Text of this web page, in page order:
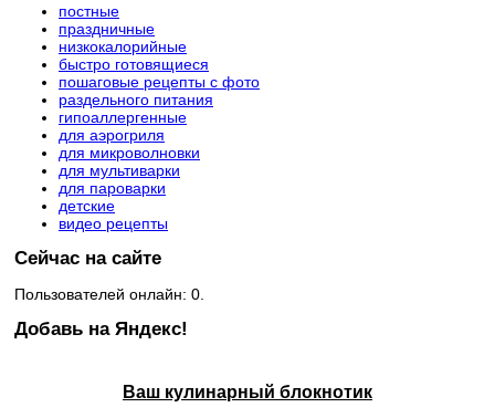
постные
праздничные
низкокалорийные
быстро готовящиеся
пошаговые рецепты с фото
раздельного питания
гипоаллергенные
для аэрогриля
для микроволновки
для мультиварки
для пароварки
детские
видео рецепты
Сейчас на сайте
Пользователей онлайн: 0.
Добавь на Яндекс!
Ваш кулинарный блокнотик